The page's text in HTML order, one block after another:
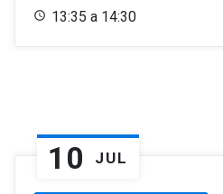
13:35 a 14:30
10 JUL